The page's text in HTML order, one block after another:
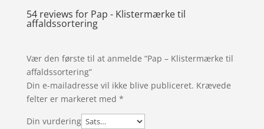
54 reviews for Pap - Klistermærke til
affaldssortering
Vær den første til at anmelde “Pap – Klistermærke til
affaldssortering”
Din e-mailadresse vil ikke blive publiceret. Krævede
felter er markeret med *
Din vurdering